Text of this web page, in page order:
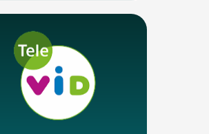
Religioso
Incidental
MÁS INFO